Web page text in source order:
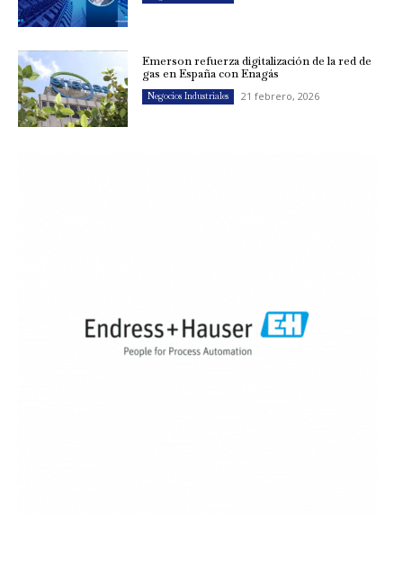
Emerson refuerza digitalización de la red de
gas en España con Enagás
Negocios Industriales 21 febrero, 2026